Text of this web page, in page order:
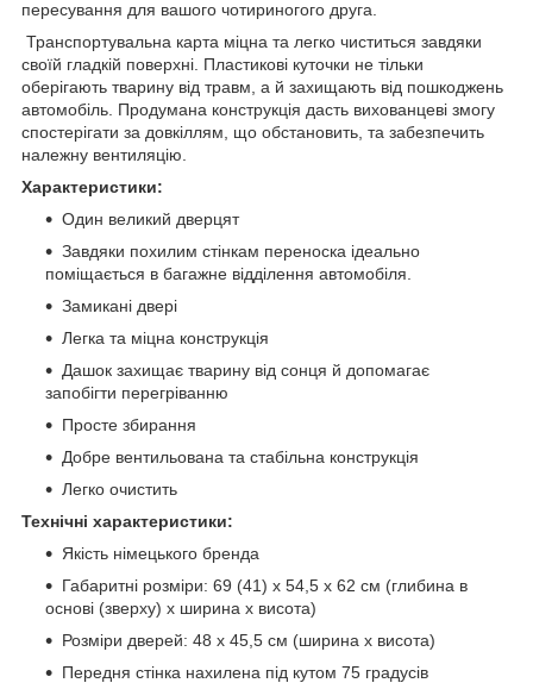
пересування для вашого чотириногого друга.
Транспортувальна карта міцна та легко чиститься завдяки
своїй гладкій поверхні. Пластикові куточки не тільки
оберігають тварину від травм, а й захищають від пошкоджень
автомобіль. Продумана конструкція дасть вихованцеві змогу
спостерігати за довкіллям, що обстановить, та забезпечить
належну вентиляцію.
Характеристики:
Один великий дверцят
Завдяки похилим стінкам переноска ідеально
поміщається в багажне відділення автомобіля.
Замикані двері
Легка та міцна конструкція
Дашок захищає тварину від сонця й допомагає
запобігти перегріванню
Просте збирання
Добре вентильована та стабільна конструкція
Легко очистить
Технічні характеристики:
Якість німецького бренда
Габаритні розміри: 69 (41) х 54,5 х 62 см (глибина в
основі (зверху) х ширина х висота)
Розміри дверей: 48 х 45,5 см (ширина х висота)
Передня стінка нахилена під кутом 75 градусів